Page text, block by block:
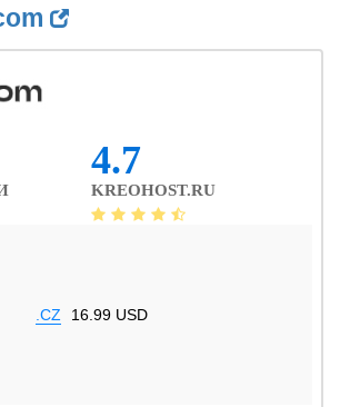
4.7
KREOHOST.RU
.CZ 16.99 USD